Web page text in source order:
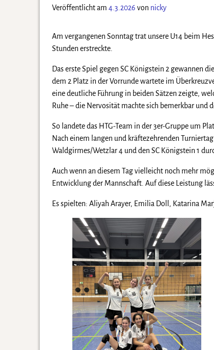
Veröffentlicht am 4.3.2026 von nicky
Am vergangenen Sonntag trat unsere U14 beim
Stunden erstreckte.
Das erste Spiel gegen SC Königstein 2 gewannen
dem 2 Platz in der Vorrunde wartete im
eine deutliche Führung in beiden Sätzen zeigte,
Ruhe – die Nervosität machte sich bemerkbar und
So landete das HTG-Team in der 3er-Gruppe um
Nach einem langen und kräftezehrenden
Waldgirmes/Wetzlar 4 und den SC Königstein 1
Auch wenn an diesem Tag vielleicht noch mehr
Entwicklung der Mannschaft. Auf diese Leistung
Es spielten: Aliyah Arayer, Emilia Doll, Katarina